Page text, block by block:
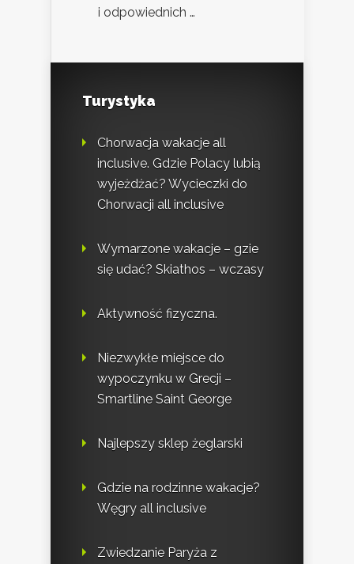
i odpowiednich …
Turystyka
Chorwacja wakacje all
inclusive. Gdzie Polacy lubią
wyjeżdżać? Wycieczki do
Chorwacji all inclusive
Wymarzone wakacje – gzie
się udać? Skiathos – wczasy
Aktywność fizyczna.
Niezwykłe miejsce do
wypoczynku w Grecji –
Smartline Saint George
Najlepszy sklep żeglarski
Gdzie na rodzinne wakacje?
Węgry all inclusive
Zwiedzanie Paryża z